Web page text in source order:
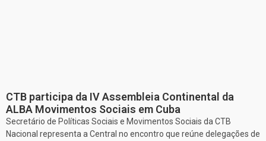
CTB participa da IV Assembleia Continental da
ALBA Movimentos Sociais em Cuba
Secretário de Políticas Sociais e Movimentos Sociais da CTB
Nacional representa a Central no encontro que reúne delegações de